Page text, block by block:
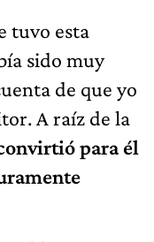
tuvo esta
sido muy
de que yo
A raíz de la
para él